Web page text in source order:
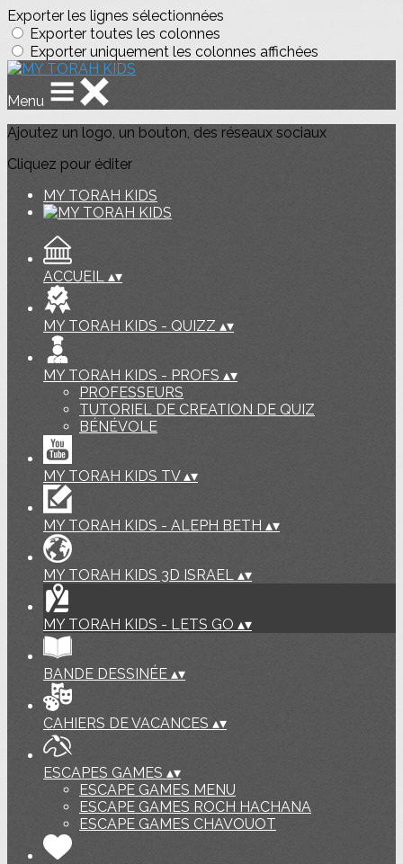
Exporter les lignes sélectionnées
Exporter toutes les colonnes
Exporter uniquement les colonnes affichées
Menu
Ajoutez un logo, un bouton, des réseaux sociaux
Cliquez pour éditer
MY TORAH KIDS
ACCUEIL ▴▾
MY TORAH KIDS - QUIZZ ▴▾
MY TORAH KIDS - PROFS ▴▾
PROFESSEURS
TUTORIEL DE CREATION DE QUIZ
BÉNÉVOLE
MY TORAH KIDS TV▴▾
MY TORAH KIDS - ALEPH BETH ▴▾
MY TORAH KIDS 3D ISRAEL ▴▾
MY TORAH KIDS - LETS GO ▴▾
BANDE DESSINÉE ▴▾
CAHIERS DE VACANCES ▴▾
ESCAPES GAMES ▴▾
ESCAPE GAMES MENU
ESCAPE GAMES ROCH HACHANA
ESCAPE GAMES CHAVOUOT